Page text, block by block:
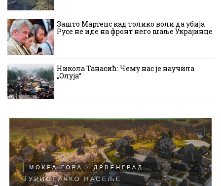
Зашто Мартенс кад толико воли да убија
Русе не иде на фронт него шаље Украјинце
Никола Танасић: Чему нас је научила
„Олуја“